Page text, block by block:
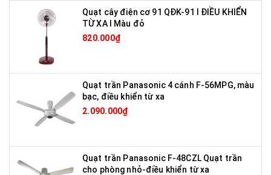
Quạt cây điện cơ 91 QĐK-91 I ĐIỀU KHIỂN
TỪ XA I Màu đỏ
820.000₫
Quạt trần Panasonic 4 cánh F-56MPG, màu
bạc, điều khiển từ xa
2.090.000₫
Quạt trần Panasonic F-48CZL Quạt trần
cho phòng nhỏ-điều khiển từ xa